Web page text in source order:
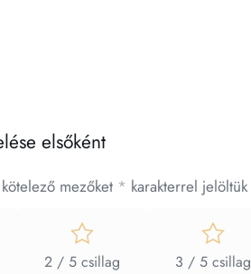
elsőként
mezőket * karakterrel jelöltük
2 / 5 csillag 3 / 5 csillag